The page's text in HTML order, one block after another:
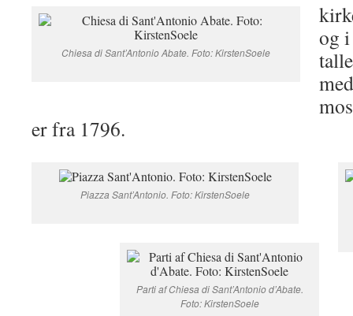
Chiesa di Sant’Antonio Abate. Foto: KirstenSoele
og
er fra 1796.
Piazza Sant’Antonio. Foto: KirstenSoele
Parti af Chiesa di Sant’Antonio d’Abate.
Foto: KirstenSoele